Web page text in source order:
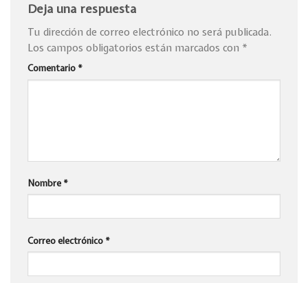
Deja una respuesta
Tu dirección de correo electrónico no será publicada.
Los campos obligatorios están marcados con *
Comentario *
Nombre *
Correo electrónico *